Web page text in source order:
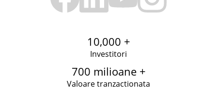
10,000 +
Investitori
700 milioane +
Valoare tranzactionata